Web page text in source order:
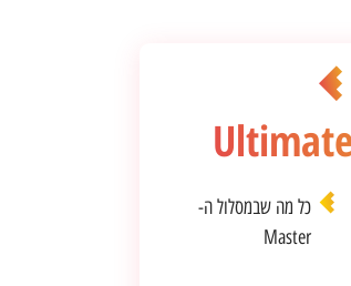
כל מה שבמסלול ה-
Master